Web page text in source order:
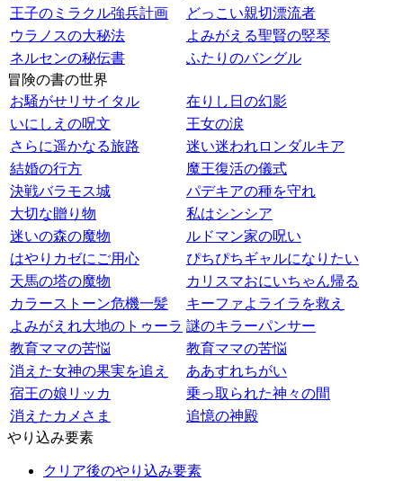
王子のミラクル強兵計画
どっこい親切漂流者
ウラノスの大秘法
よみがえる聖賢の竪琴
ネルセンの秘伝書
ふたりのバングル
冒険の書の世界
お騒がせリサイタル
在りし日の幻影
いにしえの呪文
王女の涙
さらに遥かなる旅路
迷い迷われロンダルキア
結婚の行方
魔王復活の儀式
決戦バラモス城
パデキアの種を守れ
大切な贈り物
私はシンシア
迷いの森の魔物
ルドマン家の呪い
はやりカゼにご用心
ぴちぴちギャルになりたい
天馬の塔の魔物
カリスマおにいちゃん帰る
カラーストーン危機一髪
キーファよライラを救え
よみがえれ大地のトゥーラ 謎のキラーパンサー
教育ママの苦悩
教育ママの苦悩
消えた女神の果実を追え
ああすれちがい
宿王の娘リッカ
乗っ取られた神々の間
消えたカメさま
追憶の神殿
やり込み要素
クリア後のやり込み要素